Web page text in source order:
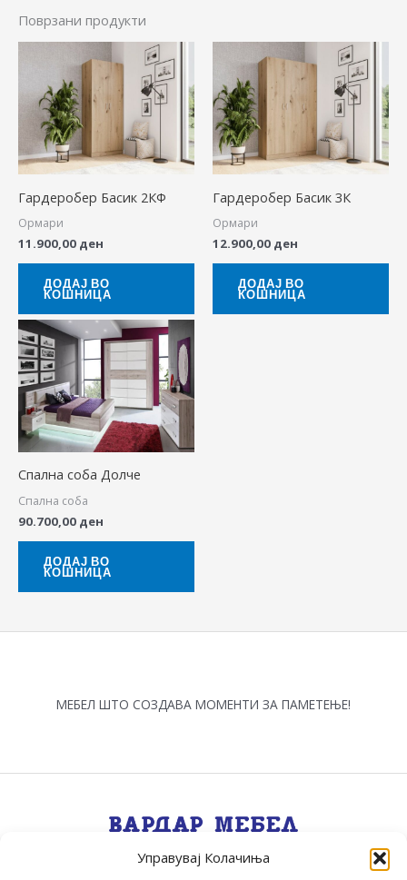
Управувај Колачиња
Поврзани продукти
Гардеробер Басик 2КФ
Ормари
11.900,00 ден
ДОДАЈ ВО
КОШНИЦА
Гардеробер Басик 3К
Ормари
12.900,00 ден
ДОДАЈ ВО
КОШНИЦА
Спална соба Долче
Спална соба
90.700,00 ден
ДОДАЈ ВО
КОШНИЦА
МЕБЕЛ ШТО СОЗДАВА МОМЕНТИ ЗА ПАМЕТЕЊЕ!